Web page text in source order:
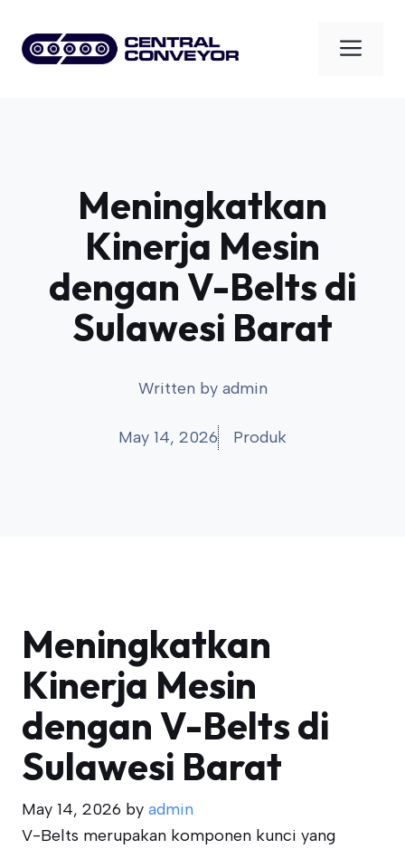
content
Meningkatkan
Kinerja Mesin
dengan V-Belts di
Sulawesi Barat
Written by admin
May 14, 2026 Produk
Meningkatkan
Kinerja Mesin
dengan V-Belts di
Sulawesi Barat
May 14, 2026 by admin
V-Belts merupakan komponen kunci yang